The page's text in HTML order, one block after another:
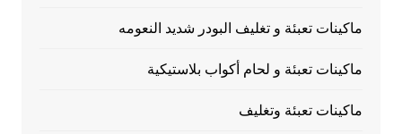
ماكينات تعبئة و تغليف البودر شديد النعومه
ماكينات تعبئة و لحام أكواب بلاستيكية
ماكينات تعبئة وتغليف